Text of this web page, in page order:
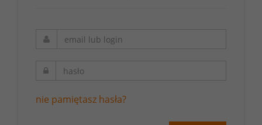
nie pamiętasz hasła?